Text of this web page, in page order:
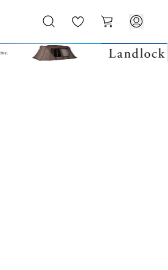
気
に
ー
ト